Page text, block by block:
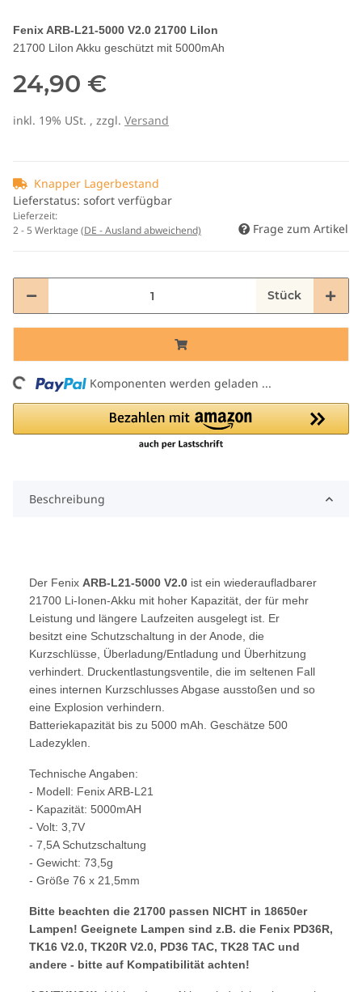
Fenix ARB-L21-5000 V2.0 21700 LiIon
21700 LiIon Akku geschützt mit 5000mAh
24,90 €
inkl. 19% USt. , zzgl. Versand
Knapper Lagerbestand
Lieferstatus: sofort verfügbar
Lieferzeit:
2 - 5 Werktage (DE - Ausland abweichend) Frage zum Artikel
Stück
Komponenten werden geladen ...
Beschreibung
Der Fenix ARB-L21-5000 V2.0 ist ein wiederaufladbarer
21700 Li-Ionen-Akku mit hoher Kapazität, der für mehr
Leistung und längere Laufzeiten ausgelegt ist. Er
besitzt eine Schutzschaltung in der Anode, die
Kurzschlüsse, Überladung/Entladung und Überhitzung
verhindert. Druckentlastungsventile, die im seltenen Fall
eines internen Kurzschlusses Abgase ausstoßen und so
eine Explosion verhindern.
Batteriekapazität bis zu 5000 mAh. Geschätze 500
Ladezyklen.
Technische Angaben:
- Modell: Fenix ARB-L21
- Kapazität: 5000mAH
- Volt: 3,7V
- 7,5A Schutzschaltung
- Gewicht: 73,5g
- Größe 76 x 21,5mm
Bitte beachten die 21700 passen NICHT in 18650er
Lampen! Geeignete Lampen sind z.B. die Fenix PD36R,
TK16 V2.0, TK20R V2.0, PD36 TAC, TK28 TAC und
andere - bitte auf Kompatibilität achten!